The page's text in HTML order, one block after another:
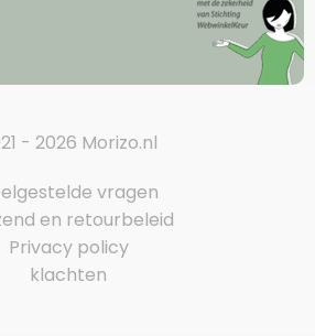
- 2026 Morizo.nl
vragen
en retourbeleid
Privacy policy
klachten